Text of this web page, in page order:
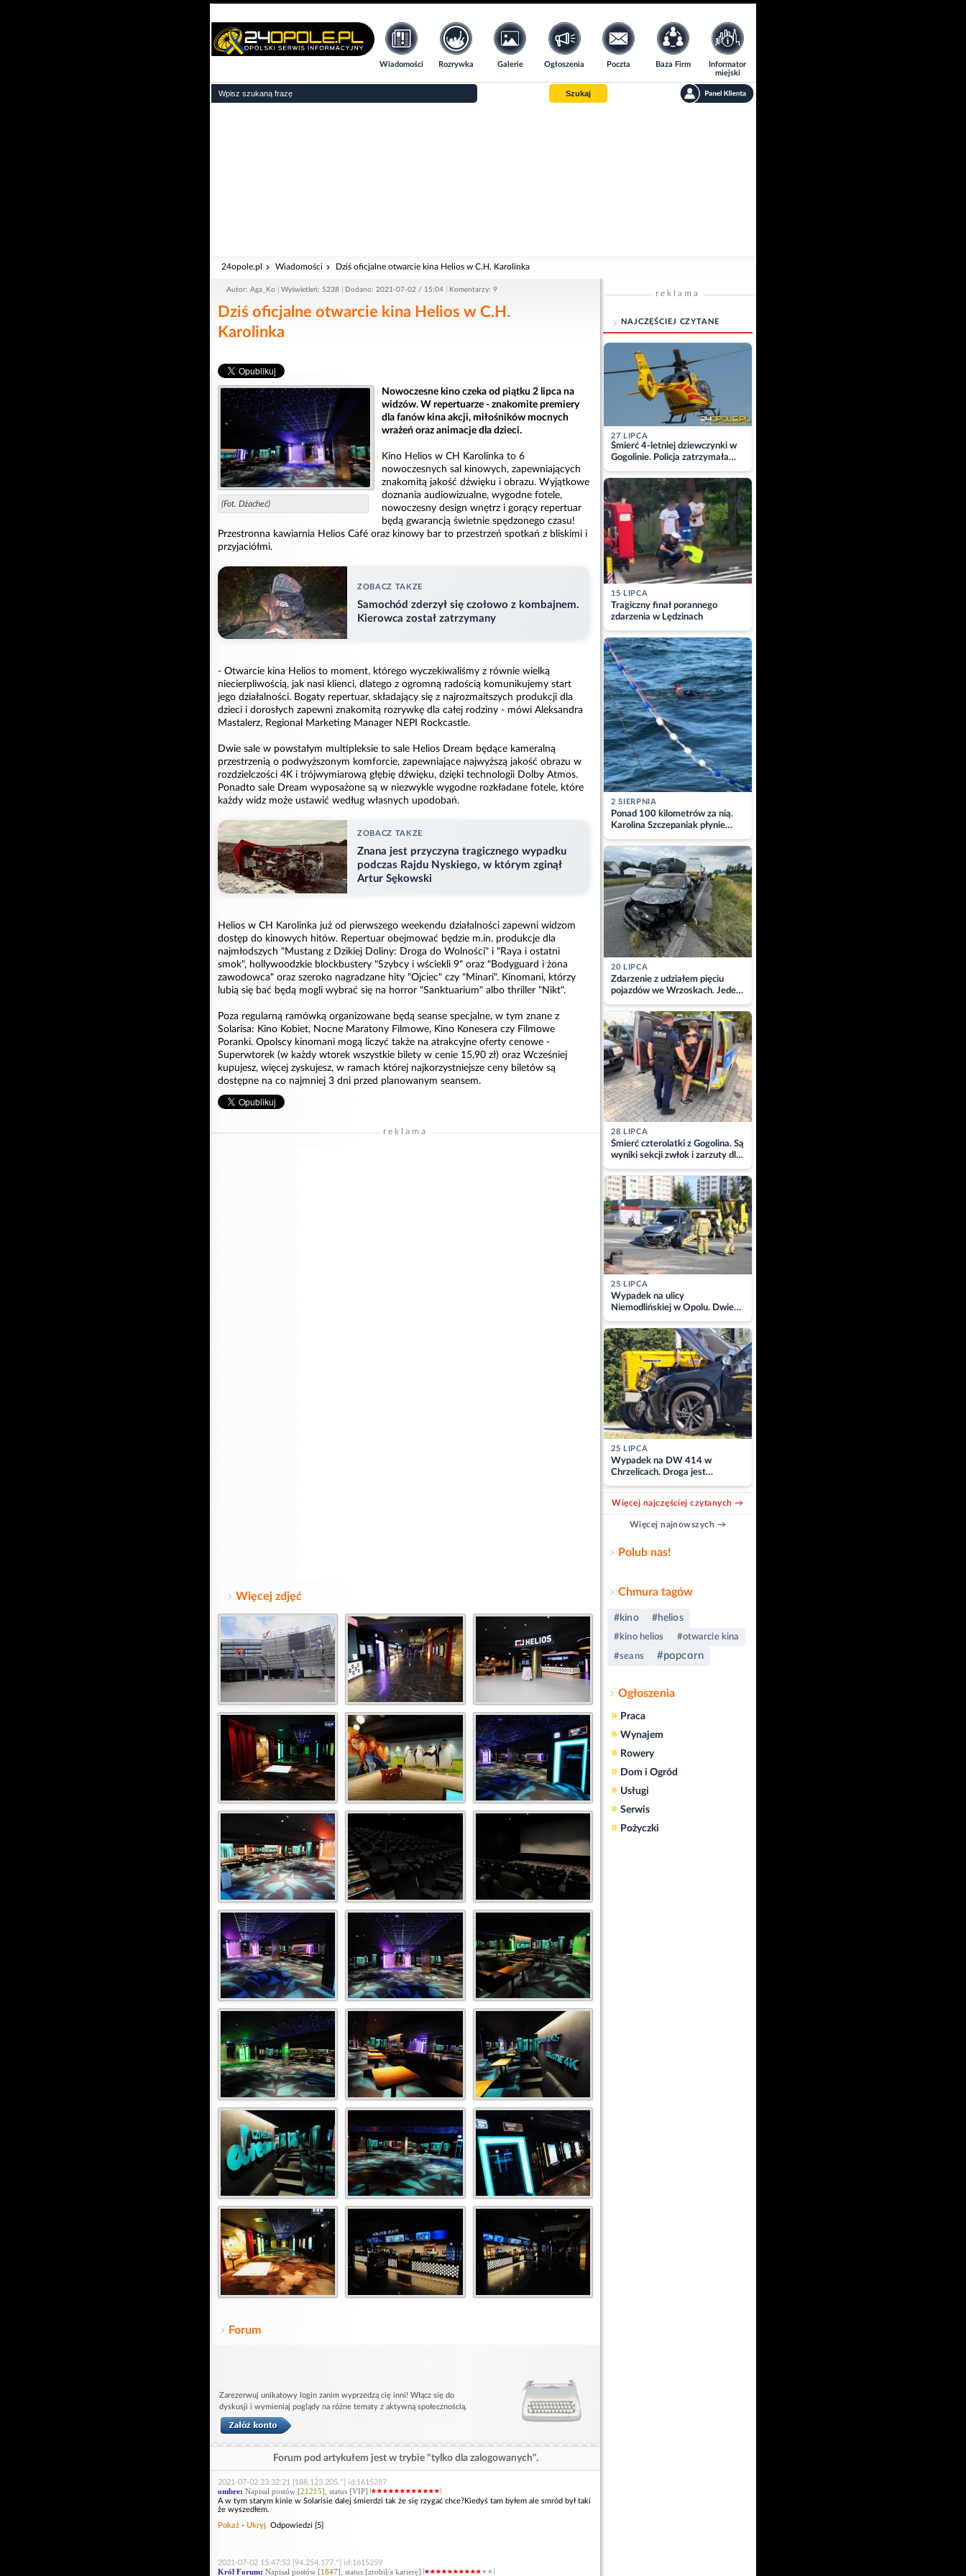
Wiadomości Rozrywka Galerie Ogłoszenia Poczta Baza Firm
Informator
miejski
Szukaj
24opole.pl Wiadomości Dziś oficjalne otwarcie kina Helios w C.H. Karolinka
Autor: Aga_Ko Wyświetleń: 5238 Dodano: 2021-07-02 / 15:04 Komentarzy: 9
Dziś oficjalne otwarcie kina Helios w C.H.
Karolinka
(Fot. Dżacheć)
Nowoczesne kino czeka od piątku 2 lipca na
widzów. W repertuarze - znakomite premiery
dla fanów kina akcji, miłośników mocnych
wrażeń oraz animacje dla dzieci.
Kino Helios w CH Karolinka to 6
nowoczesnych sal kinowych, zapewniających
znakomitą jakość dźwięku i obrazu. Wyjątkowe
doznania audiowizualne, wygodne fotele,
nowoczesny design wnętrz i gorący repertuar
będą gwarancją świetnie spędzonego czasu!
Przestronna kawiarnia Helios Café oraz kinowy bar to przestrzeń spotkań z bliskimi i
przyjaciółmi.
ZOBACZ TAKZE
Samochód zderzył się czołowo z kombajnem.
Kierowca został zatrzymany
- Otwarcie kina Helios to moment, którego wyczekiwaliśmy z równie wielką
niecierpliwością, jak nasi klienci, dlatego z ogromną radością komunikujemy start
jego działalności. Bogaty repertuar, składający się z najrozmaitszych produkcji dla
dzieci i dorosłych zapewni znakomitą rozrywkę dla całej rodziny - mówi Aleksandra
Mastalerz, Regional Marketing Manager NEPI Rockcastle.
Dwie sale w powstałym multipleksie to sale Helios Dream będące kameralną
przestrzenią o podwyższonym komforcie, zapewniające najwyższą jakość obrazu w
rozdzielczości 4K i trójwymiarową głębię dźwięku, dzięki technologii Dolby Atmos.
Ponadto sale Dream wyposażone są w niezwykle wygodne rozkładane fotele, które
każdy widz może ustawić według własnych upodobań.
ZOBACZ TAKZE
Znana jest przyczyna tragicznego wypadku
podczas Rajdu Nyskiego, w którym zginął
Artur Sękowski
Helios w CH Karolinka już od pierwszego weekendu działalności zapewni widzom
dostęp do kinowych hitów. Repertuar obejmować będzie m.in. produkcje dla
najmłodszych "Mustang z Dzikiej Doliny: Droga do Wolności" i "Raya i ostatni
smok", hollywoodzkie blockbustery "Szybcy i wściekli 9" oraz "Bodyguard i żona
zawodowca" oraz szeroko nagradzane hity "Ojciec" czy "Minari". Kinomani, którzy
lubią się bać będą mogli wybrać się na horror "Sanktuarium" albo thriller "Nikt".
Poza regularną ramówką organizowane będą seanse specjalne, w tym znane z
Solarisa: Kino Kobiet, Nocne Maratony Filmowe, Kino Konesera czy Filmowe
Poranki. Opolscy kinomani mogą liczyć także na atrakcyjne oferty cenowe -
Superwtorek (w każdy wtorek wszystkie bilety w cenie 15,90 zł) oraz Wcześniej
kupujesz, więcej zyskujesz, w ramach której najkorzystniejsze ceny biletów są
dostępne na co najmniej 3 dni przed planowanym seansem.
reklama
Więcej zdjęć
Forum
Zarezerwuj unikatowy login zanim wyprzedzą cię inni! Włącz się do
dyskusji i wymieniaj poglądy na różne tematy z aktywną społecznością.
Forum pod artykułem jest w trybie "tylko dla zalogowanych".
2021-07-02 23:32:21 [188.123.205.*] id:1615287
ombre: Napisał postów [21215], status [VIP]
A w tym starym kinie w Solarisie dalej śmierdzi tak że się rzygać chce?Kiedyś tam byłem ale smród był taki
że wyszedłem.
Pokaż - Ukryj Odpowiedzi [5]
2021-07-02 15:47:53 [94.254.177.*] id:1615259
Król Forum: Napisał postów [1847], status [zrobił/a karierę]
reklama
NAJCZĘŚCIEJ CZYTANE
27 LIPCA
Śmierć 4-letniej dziewczynki w
Gogolinie. Policja zatrzymała
matkę
15 LIPCA
Tragiczny finał porannego
zdarzenia w Lędzinach
2 SIERPNIA
Ponad 100 kilometrów za nią.
Karolina Szczepaniak płynie
przez Bałtyk dla Piotra.
Aktualizacja
20 LIPCA
Zdarzenie z udziałem pięciu
pojazdów we Wrzoskach. Jeden
z kierowców zabrany w
kajdankach
28 LIPCA
Śmierć czterolatki z Gogolina. Są
wyniki sekcji zwłok i zarzuty dla
matki
25 LIPCA
Wypadek na ulicy
Niemodlińskiej w Opolu. Dwie
osoby w szpitalu
25 LIPCA
Wypadek na DW 414 w
Chrzelicach. Droga jest
zablokowana
Więcej najczęściej czytanych →
Więcej najnowszych →
Polub nas!
Chmura tagów
#kino #helios
#kino helios #otwarcie kina
#seans #popcorn
Ogłoszenia
» Praca
» Wynajem
» Rowery
» Dom i Ogród
» Usługi
» Serwis
» Pożyczki